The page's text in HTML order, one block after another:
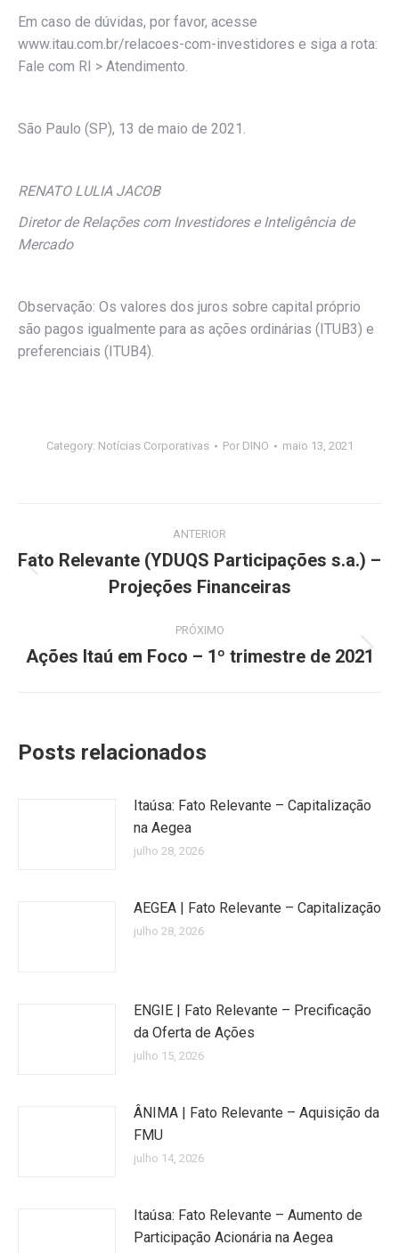
Em caso de dúvidas, por favor, acesse
www.itau.com.br/relacoes-com-investidores e siga a rota:
Fale com RI > Atendimento.
São Paulo (SP), 13 de maio de 2021.
RENATO LULIA JACOB
Diretor de Relações com Investidores e Inteligência de
Mercado
Observação: Os valores dos juros sobre capital próprio
são pagos igualmente para as ações ordinárias (ITUB3) e
preferenciais (ITUB4).
Category: Notícias Corporativas Por DINO maio 13, 2021
de
ANTERIOR
anterior:
Fato Relevante (YDUQS Participações s.a.) –
Projeções Financeiras
PRÓXIMO
Próximo
Ações Itaú em Foco – 1º trimestre de 2021
Posts relacionados
Itaúsa: Fato Relevante – Capitalização
na Aegea
julho 28, 2026
AEGEA | Fato Relevante – Capitalização
julho 28, 2026
ENGIE | Fato Relevante – Precificação
da Oferta de Ações
julho 15, 2026
ÂNIMA | Fato Relevante – Aquisição da
FMU
julho 14, 2026
Itaúsa: Fato Relevante – Aumento de
Participação Acionária na Aegea